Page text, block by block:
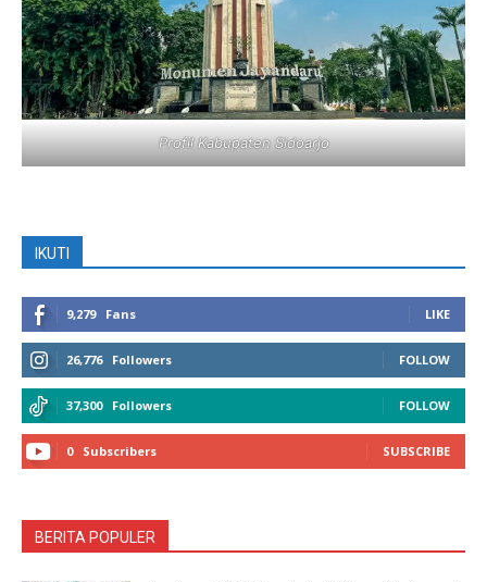
Profil Kabupaten Sidoarjo
IKUTI
9,279 Fans LIKE
26,776 Followers FOLLOW
37,300 Followers FOLLOW
0 Subscribers SUBSCRIBE
BERITA POPULER